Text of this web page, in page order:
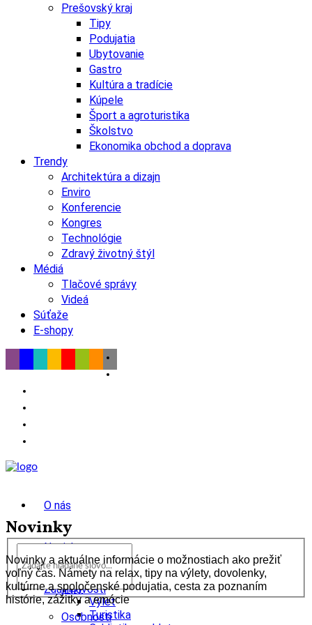
Prešovský kraj
Tipy
Podujatia
Ubytovanie
Gastro
Kultúra a tradície
Kúpele
Šport a agroturistika
Školstvo
Ekonomika obchod a doprava
Trendy
Architektúra a dizajn
Enviro
Konferencie
Kongres
Technológie
Zdravý životný štýl
Médiá
Tlačové správy
Videá
Súťaže
E-shopy
O nás
Novinky
wow
Tipy
Výlet
Turistika
Zaujímavosti
Osobnosti
Novinky
Novinky a aktuálne informácie o možnostiach ako prežiť
voľný čas. Námety na relax, tipy na výlety, dovolenky,
kultúrne a spoločenské podujatia, cesta za poznaním
histórie, zážitky a emócie